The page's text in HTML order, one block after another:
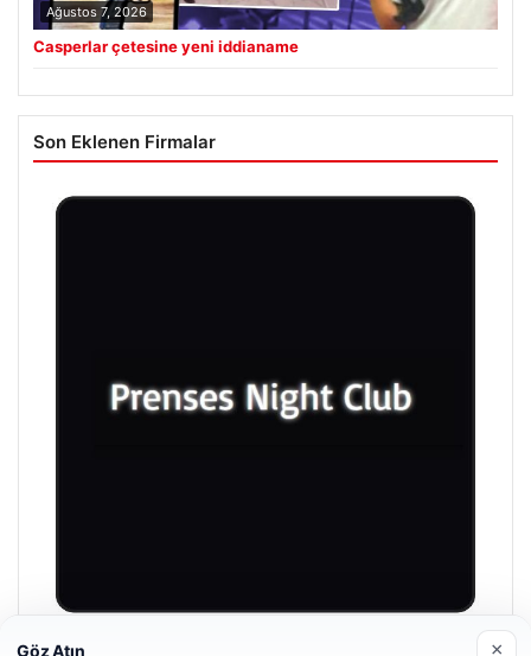
Ağustos 7, 2026
Casperlar çetesine yeni iddianame
Son Eklenen Firmalar
Göz Atın ×